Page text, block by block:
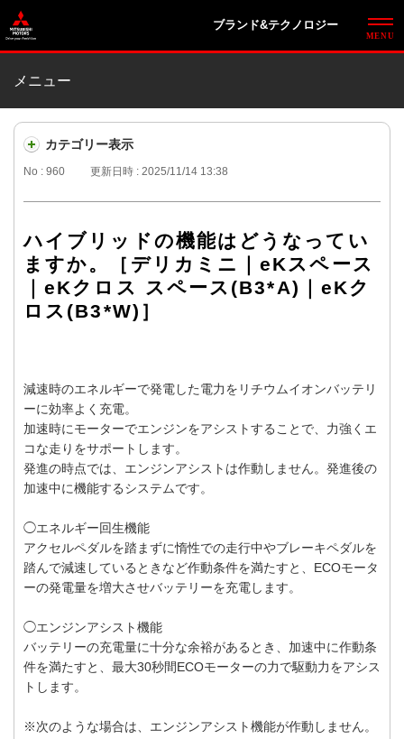
ブランド&テクノロジー
メニュー
カテゴリー表示
No : 960 更新日時 : 2025/11/14 13:38
ハイブリッドの機能はどうなってい
ますか。［デリカミニ｜eKスペース
｜eKクロス スペース(B3*A)｜eKク
ロス(B3*W)］
減速時のエネルギーで発電した電力をリチウムイオンバッテリ
ーに効率よく充電。
加速時にモーターでエンジンをアシストすることで、力強くエ
コな走りをサポートします。
発進の時点では、エンジンアシストは作動しません。発進後の
加速中に機能するシステムです。
◯エネルギー回生機能
アクセルペダルを踏まずに惰性での走行中やブレーキペダルを
踏んで減速しているときなど作動条件を満たすと、ECOモータ
ーの発電量を増大させバッテリーを充電します。
◯エンジンアシスト機能
バッテリーの充電量に十分な余裕があるとき、加速中に作動条
件を満たすと、最大30秒間ECOモーターの力で駆動力をアシス
トします。
※次のような場合は、エンジンアシスト機能が作動しません。